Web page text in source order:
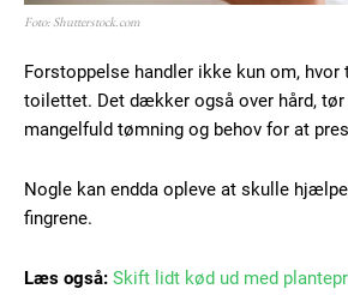
Foto: Shutterstock.com
Forstoppelse handler ikke kun om, hvor
toilettet. Det dækker også over hård,
mangelfuld tømning og behov for at
Nogle kan endda opleve at skulle
fingrene.
Læs også: Skift lidt kød ud med